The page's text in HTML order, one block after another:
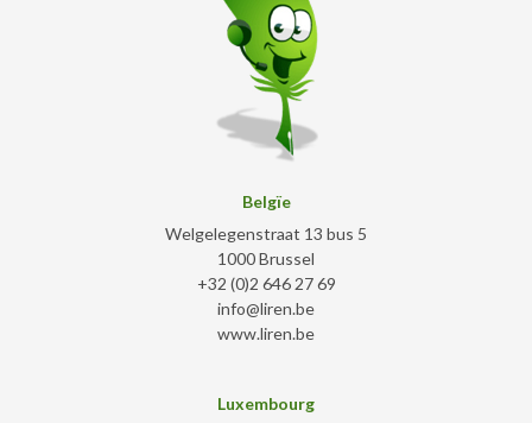
Belgïe
Welgelegenstraat 13 bus 5
1000 Brussel
+32 (0)2 646 27 69
info@liren.be
www.liren.be
Luxembourg